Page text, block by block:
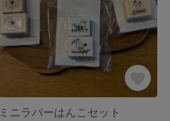
ミニラバーはんこセット